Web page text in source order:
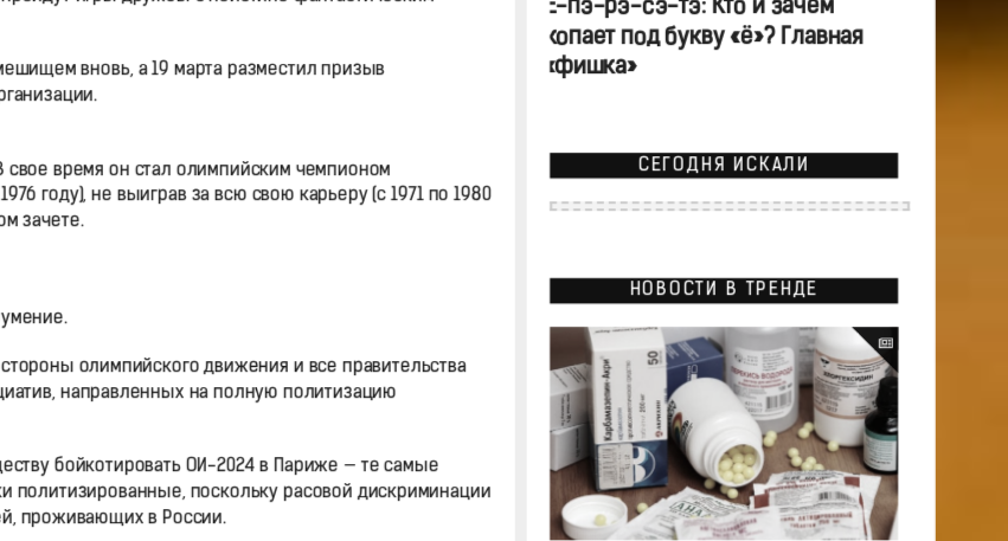
вновь, а 19 марта разместил призыв
свое время он стал олимпийским чемпионом
году), не выиграв за всю свою карьеру (с 1971 по 1980
зачете.
олимпийского движения и все правительства
направленных на полную политизацию
бойкотировать ОИ-2024 в Париже — те самые
политизированные, поскольку расовой дискриминации
проживающих в России.
Ё-пэ-рэ-сэ-тэ: Кто и зачем
копает под букву «ё»? Главная
«фишка»
СЕГОДНЯ ИСКАЛИ
НОВОСТИ В ТРЕНДЕ